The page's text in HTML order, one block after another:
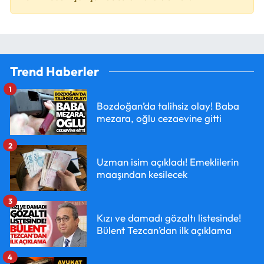
Trend Haberler
Bozdoğan’da talihsiz olay! Baba
mezara, oğlu cezaevine gitti
1
Uzman isim açıkladı! Emeklilerin
maaşından kesilecek
2
Kızı ve damadı gözaltı listesinde!
Bülent Tezcan’dan ilk açıklama
3
4